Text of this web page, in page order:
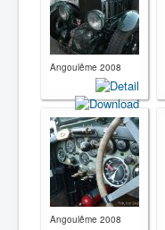
Angoulême 2008
Angoulême 2008